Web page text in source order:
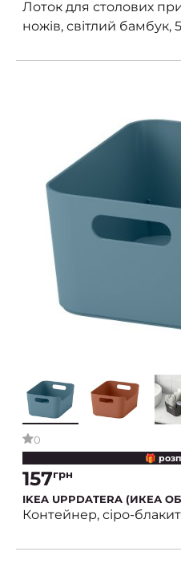
Лоток для столових
ножів, світлий бамбук,
0
🎁
157грн
IKEA UPPDATERA (ИКЕА
Контейнер, сіро-